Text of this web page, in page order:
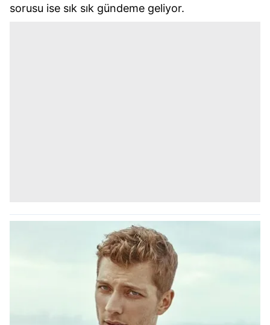
sorusu ise sık sık gündeme geliyor.